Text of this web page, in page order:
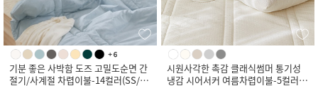
기분 좋은 사박함 도즈 고밀도순면 간
절기/사계절 차렵이불-14컬러(SS/Q/
시원사각한 촉감 클래식썸머 통기성
냉감 시어서커 여름차렵이불-5컬러(S